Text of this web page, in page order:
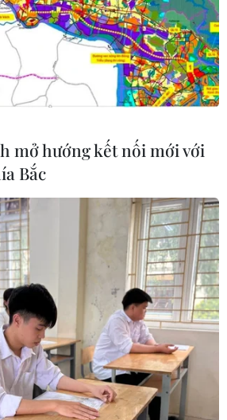
tác động tích
doanh của
ngược xu hướng
lớn
lược của Việt
tin đối tác quốc tế
tăng mạnh bất
chính trị
mở hướng kết nối mới với
Bắc